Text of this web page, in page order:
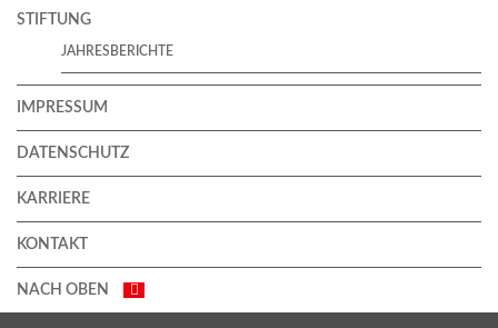
STIFTUNG
JAHRESBERICHTE
IMPRESSUM
DATENSCHUTZ
KARRIERE
KONTAKT
NACH OBEN